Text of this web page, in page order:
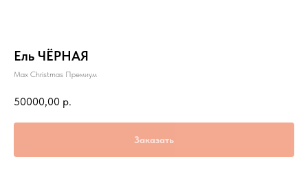
Ель ЧЁРНАЯ
Max Christmas Премиум
50000,00 р.
Заказать